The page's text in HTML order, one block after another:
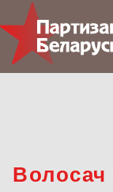
Волосач